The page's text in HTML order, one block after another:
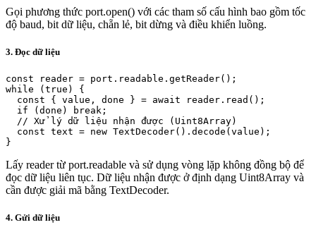
Gọi phương thức port.open() với các tham số cấu hình bao gồm tốc
độ baud, bit dữ liệu, chẵn lẻ, bit dừng và điều khiển luồng.
3. Đọc dữ liệu
const reader = port.readable.getReader();
while (true) {
  const { value, done } = await reader.read();
  if (done) break;
  // Xử lý dữ liệu nhận được (Uint8Array)
  const text = new TextDecoder().decode(value);
}
Lấy reader từ port.readable và sử dụng vòng lặp không đồng bộ để
đọc dữ liệu liên tục. Dữ liệu nhận được ở định dạng Uint8Array và
cần được giải mã bằng TextDecoder.
4. Gửi dữ liệu